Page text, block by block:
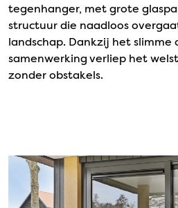
tegenhanger, met grote
structuur die naadloos
landschap. Dankzij het slimme
samenwerking verliep het
zonder obstakels.